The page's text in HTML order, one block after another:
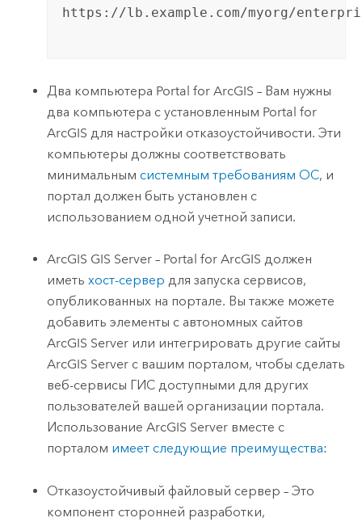
https://lb.example.com/myorg/
Два компьютера Portal for ArcGIS – Вам нужны
два компьютера с установленным Portal for
ArcGIS для настройки отказоустойчивости.Эти
компьютеры должны соответствовать
минимальнымсистемным требованиям ОС, и
портал должен быть установлен с
использованием одной учетной записи.
ArcGIS GIS Server – Portal for ArcGIS должен
иметьхост-сервер для запуска сервисов,
опубликованных на портале. Вы также можете
добавить элементы с автономных сайтов
ArcGIS Server или интегрировать другие сайты
ArcGIS Server с вашим порталом, чтобы сделать
веб-сервисы ГИС доступными для других
пользователей вашей организации портала.
ИспользованиеArcGIS Server вместе с
порталом имеет следующие преимущества:
Отказоустойчивый файловый сервер – Это
компонент сторонней разработки,